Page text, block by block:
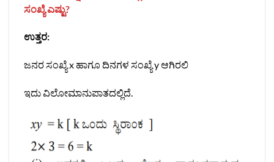
ಸಂಖ್ಯೆ ಎಷ್ಟು?
ಉತ್ತರ:
ಜನರ ಸಂಖ್ಯೆ x ಹಾಗೂ ದಿನಗಳ ಸಂಖ್ಯೆ y ಆಗಿರಲಿ
ಇದು ವಿಲೋಮಾನುಪಾತದಲ್ಲಿದೆ.